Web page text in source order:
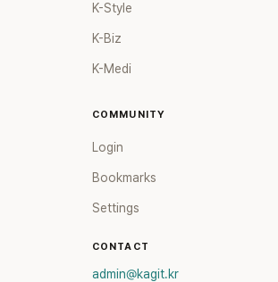
K-Style
K-Biz
K-Medi
COMMUNITY
Login
Bookmarks
Settings
CONTACT
admin@kagit.kr